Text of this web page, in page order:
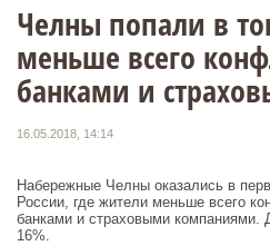
Челны попали в
меньше всего
банками и
16.05.2018, 14:14
Набережные Челны оказались в
России, где жители меньше всего
банками и страховыми компаниями.
16%.